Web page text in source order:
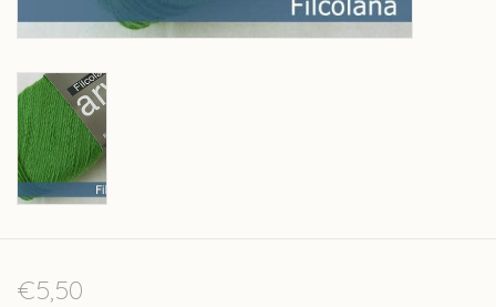
€5,50